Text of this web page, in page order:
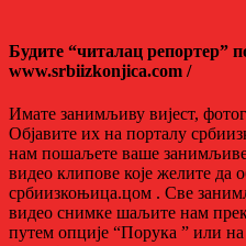
Будите “читалац репортер”
www.srbiizkonjica.com /
Имате занимљиву вијест,
Објавите их на порталу
нам пошаљете ваше занимљиве
видео клипове које желите да
србиизкоњица.цом . Све
видео снимке шаљите нам
путем опције “Порука ” или